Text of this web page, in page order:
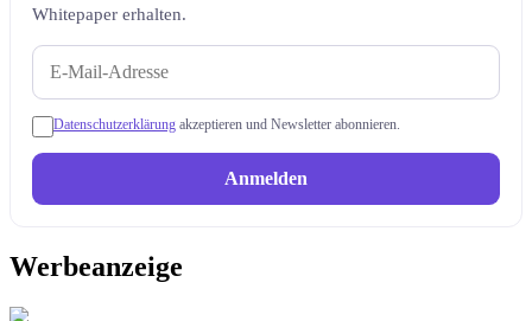
Whitepaper erhalten.
Datenschutzerklärung akzeptieren und Newsletter abonnieren.
Anmelden
Werbeanzeige